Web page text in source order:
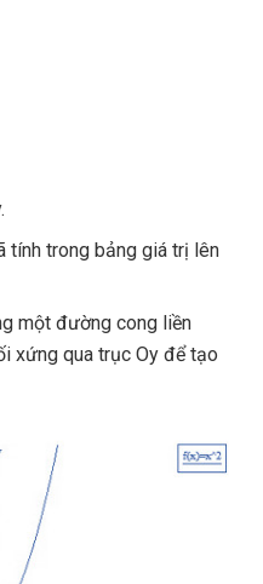
tính trong bảng giá trị lên
một đường cong liền
xứng qua trục Oy để tạo